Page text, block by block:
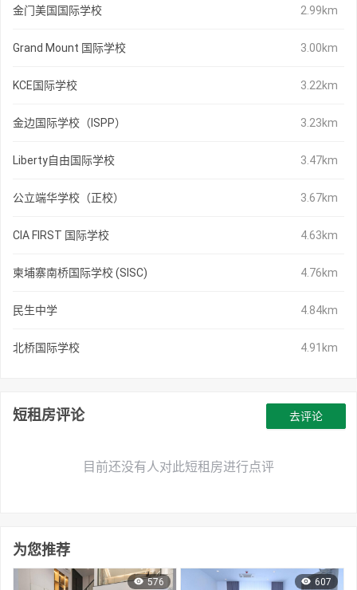
金门美国国际学校 2.99km
Grand Mount 国际学校 3.00km
KCE国际学校 3.22km
金边国际学校（ISPP） 3.23km
Liberty自由国际学校 3.47km
公立端华学校（正校） 3.67km
CIA FIRST 国际学校 4.63km
柬埔寨南桥国际学校 (SISC) 4.76km
民生中学 4.84km
北桥国际学校 4.91km
短租房评论
目前还没有人对此短租房进行点评
去评论
为您推荐
576 607